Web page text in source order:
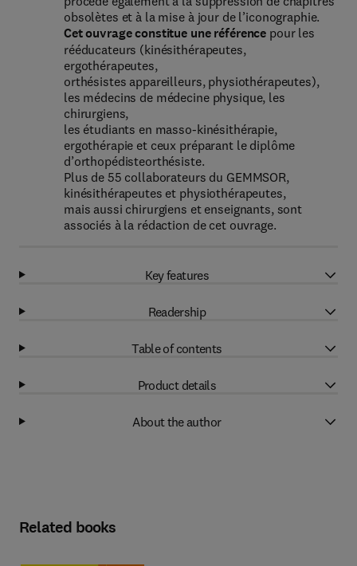
obsolètes et à la mise à jour de l’iconographie.
Cet ouvrage constitue une référence pour les
rééducateurs (kinésithérapeutes,
ergothérapeutes,
orthésistes appareilleurs, physiothérapeutes),
les médecins de médecine physique, les
chirurgiens,
les étudiants en masso-kinésithérapie,
ergothérapie et ceux préparant le diplôme
d’orthopédisteorthésiste.
Plus de 55 collaborateurs du GEMMSOR,
kinésithérapeutes et physiothérapeutes,
mais aussi chirurgiens et enseignants, sont
associés à la rédaction de cet ouvrage.
Key features
Readership
Table of contents
Product details
About the author
Related books